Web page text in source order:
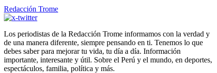
Redacción Trome
Los periodistas de la Redacción Trome informamos con la verdad y
de una manera diferente, siempre pensando en ti. Tenemos lo que
debes saber para mejorar tu vida, tu día a día. Información
importante, interesante y útil. Sobre el Perú y el mundo, en deportes,
espectáculos, familia, política y más.